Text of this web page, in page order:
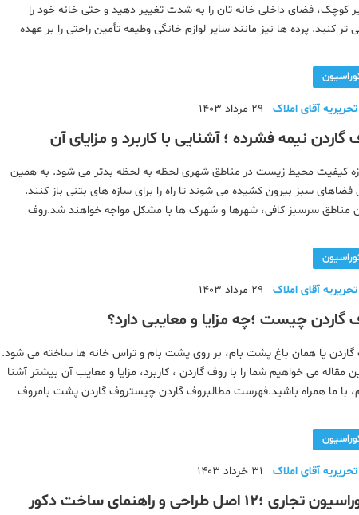
کوچک، فضای داخلی خانه تان را به شدت تغییر دهید و حتی خانه خود را
تر کنید. پرده ها نیز مانند سایر لوازم خانگی وظیفه تأمین راحتی را بر عهده
آقای املاک 29 مرداد 1403
گاردن نیمه فشرده ؛ آشنایی با کاربرد و مزایای آن
کیفیت محیط زیست در مناطق شهری لحظه به لحظه بدتر می شود. به همین
فضاهای سبز بیرون کشیده می شوند تا راه را برای سازه های بتنی باز کنند.
مناطق سرسبز کافی، شهرها و شهرک ها با مشکل مواجه خواهند شد.روف
نیمه فشرد
آقای املاک 29 مرداد 1403
گاردن چیست ؛چه مزایا و معایبی دارد؟
یا همان باغ پشت بام، بر روی پشت بام و تراس خانه ها ساخته می شود.
مقاله می خواهیم شما را با روف گاردن ، کاربرد، مزایا و معایب آن بیشتر آشنا
با ما همراه باشید.فهرست مطالبروف گاردن چیستروف گاردن پشت بامروف
آقای املاک 31 خرداد 1403
دکوراسیون تجاری ؛12 اصل طراحی و راهنمای ساخت دکور